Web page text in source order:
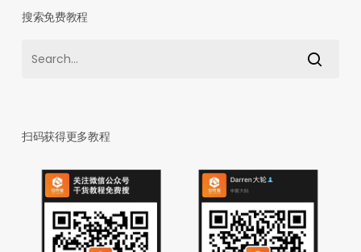
搜索免费教程
扫码获得更多教程